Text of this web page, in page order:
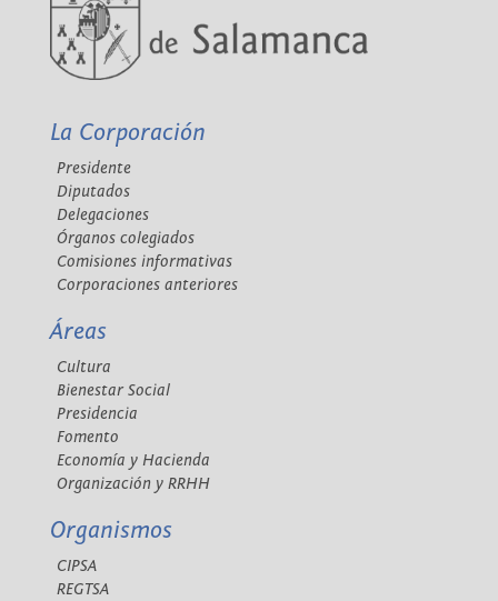
La Corporación
Presidente
Diputados
Delegaciones
Órganos colegiados
Comisiones informativas
Corporaciones anteriores
Áreas
Cultura
Bienestar Social
Presidencia
Fomento
Economía y Hacienda
Organización y RRHH
Organismos
CIPSA
REGTSA